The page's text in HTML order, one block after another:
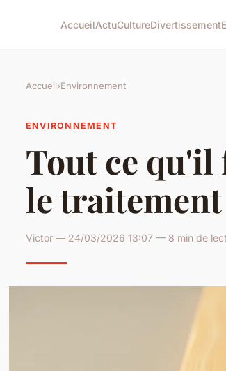
AccueilActuCultureDivertissement
Accueil›Environnement
ENVIRONNEMENT
Tout ce qu'il
le
Victor — 24/03/2026 13:07 — 8 min de